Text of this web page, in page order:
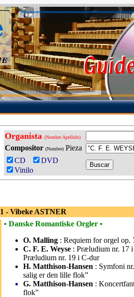
Organista (Nombre Apellido)
Compositor (Nombre) Pieza
CD
DVD
Vinilo
1 - Vibeke ASTNER
• Danske Romantiske Orgler •
O. Malling : Requiem for orgel op.
C. F. E. Weyse : Præludium nr. 17
Præludium nr. 19 i C-dur
H. Matthison-Hansen : Symfoni
salig er den lille flok”
G. Matthison-Hansen :
flok”